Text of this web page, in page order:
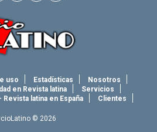
uso Estadísticas
Nosotros
en Revista latina
Servicios
latina en España
Clientes
© 2026